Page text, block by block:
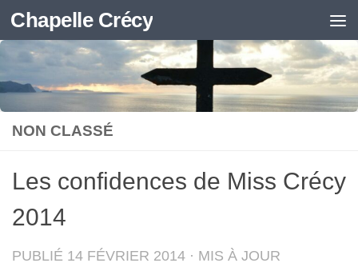
Skip to content
Chapelle Crécy
NON CLASSÉ
Les confidences de Miss Crécy
2014
PUBLIÉ 14 FÉVRIER 2014 · MIS À JOUR